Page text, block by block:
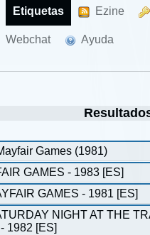
Etiquetas Ezine
Webchat Ayuda
Games (1981)
GAMES - 1983 [ES]
GAMES - 1981 [ES]
NIGHT AT THE
1982 [ES]